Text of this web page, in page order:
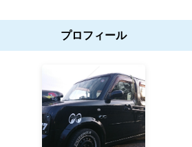
プロフィール